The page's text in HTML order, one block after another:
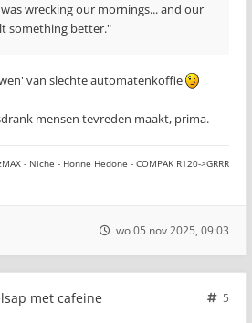
wrecking our mornings... and our
something better."
van slechte automatenkoffie
mensen tevreden maakt, prima.
- Niche - Honne Hedone - COMPAK R120->GRRR
wo 05 nov 2025, 09:03
met cafeine
5